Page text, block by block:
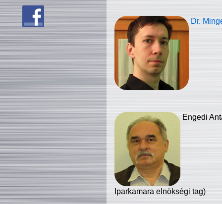
Dr.
Engedi
Iparkamara elnökségi tag)